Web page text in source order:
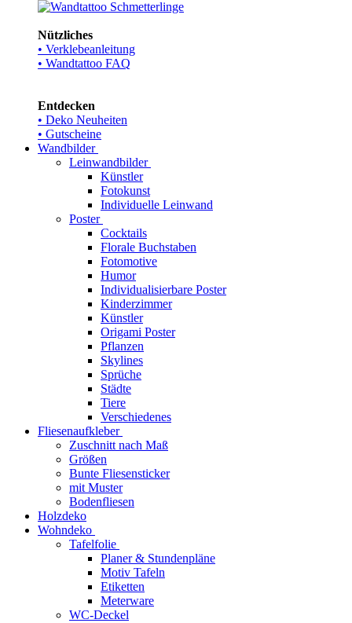
Nützliches
• Verklebeanleitung
• Wandtattoo FAQ
Entdecken
• Deko Neuheiten
• Gutscheine
Wandbilder
Leinwandbilder
Künstler
Fotokunst
Individuelle Leinwand
Poster
Cocktails
Florale Buchstaben
Fotomotive
Humor
Individualisierbare Poster
Kinderzimmer
Künstler
Origami Poster
Pflanzen
Skylines
Sprüche
Städte
Tiere
Verschiedenes
Fliesenaufkleber
Zuschnitt nach Maß
Größen
Bunte Fliesensticker
mit Muster
Bodenfliesen
Holzdeko
Wohndeko
Tafelfolie
Planer & Stundenpläne
Motiv Tafeln
Etiketten
Meterware
WC-Deckel